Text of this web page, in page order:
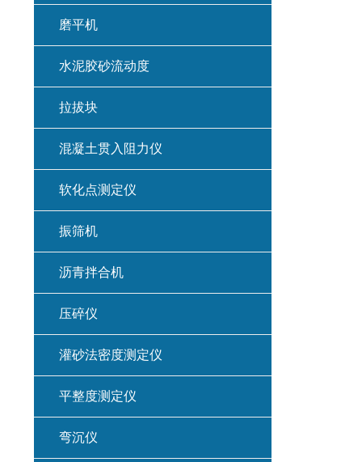
磨平机
水泥胶砂流动度
拉拔块
混凝土贯入阻力仪
软化点测定仪
振筛机
沥青拌合机
压碎仪
灌砂法密度测定仪
平整度测定仪
弯沉仪